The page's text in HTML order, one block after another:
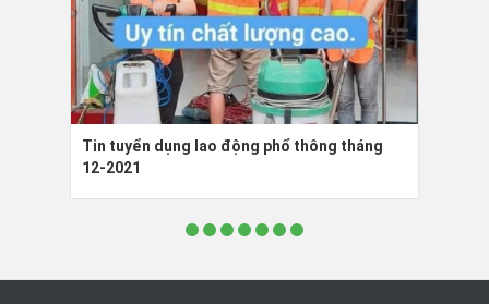
Tin tuyển dụng lao động phổ thông tháng
12-2021